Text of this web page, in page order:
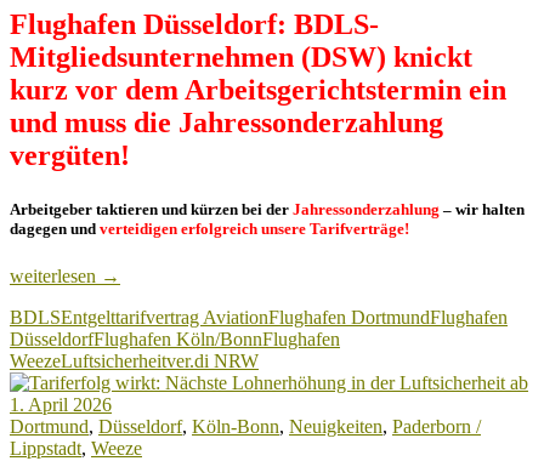
Flughafen Düsseldorf: BDLS-
Mitgliedsunternehmen (DSW) knickt
kurz vor dem Arbeitsgerichtstermin ein
und muss die Jahressonderzahlung
vergüten!
Arbeitgeber taktieren und kürzen bei der Jahressonderzahlung – wir halten
dagegen und verteidigen erfolgreich unsere Tarifverträge!
Jahressonderzahlung:
Mitgliedsunternehmen
DSW
knickt
kurz
vor
dem
Arbeitsgerichtstermin
weiterlesen →
BDLSEntgelttarifvertrag AviationFlughafen DortmundFlughafen
DüsseldorfFlughafen Köln/BonnFlughafen
WeezeLuftsicherheitver.di NRW
Dortmund, Düsseldorf, Köln-Bonn, Neuigkeiten, Paderborn /
Lippstadt, Weeze